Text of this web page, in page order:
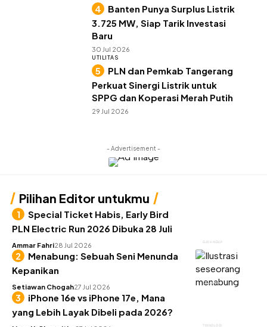
Banten Punya Surplus Listrik
3.725 MW, Siap Tarik Investasi
Baru
30 Jul 2026
UTILITAS
PLN dan Pemkab Tangerang
Perkuat Sinergi Listrik untuk
SPPG dan Koperasi Merah Putih
29 Jul 2026
- Advertisement -
Pilihan Editor untukmu
GAYA HIDUP
Special Ticket Habis, Early Bird
PLN Electric Run 2026 Dibuka 28 Juli
Ammar Fahri28 Jul 2026
KEUANGAN
Menabung: Sebuah Seni Menunda
Kepanikan
Setiawan Chogah27 Jul 2026
TEKNOLOGI
iPhone 16e vs iPhone 17e, Mana
yang Lebih Layak Dibeli pada 2026?